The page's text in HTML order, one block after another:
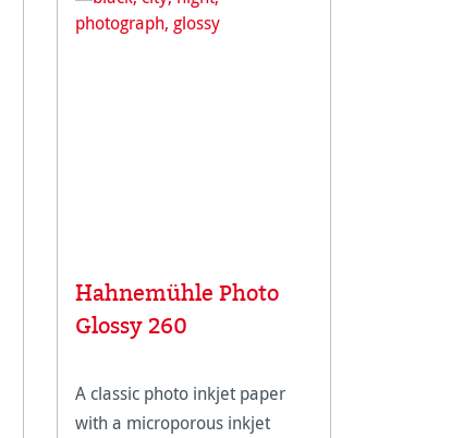
Hahnemühle Photo
Glossy 260
A classic photo inkjet paper
with a microporous inkjet